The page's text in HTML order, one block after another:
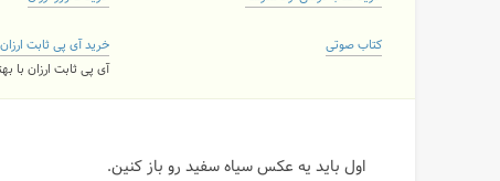
کتاب صوتی
خرید آی پی ثابت ارزان
آی پی ثابت ارزان با
اول بايد يه عكس سياه سفيد رو باز كنين.